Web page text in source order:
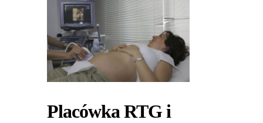
Placówka RTG i